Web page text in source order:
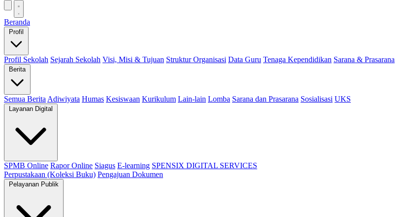
Beranda
Profil
Profil Sekolah Sejarah Sekolah Visi, Misi & Tujuan Struktur Organisasi Data Guru Tenaga Kependidikan Sarana & Prasarana
Berita
Semua Berita Adiwiyata Humas Kesiswaan Kurikulum Lain-lain Lomba Sarana dan Prasarana Sosialisasi UKS
Layanan Digital
SPMB Online Rapor Online Siagus E-learning SPENSIX DIGITAL SERVICES
Perpustakaan (Koleksi Buku) Pengajuan Dokumen
Pelayanan Publik